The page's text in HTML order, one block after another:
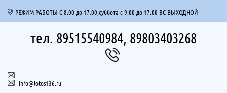
РЕЖИМ РАБОТЫ С 8.00 до 17.00,суббота с 9.00 до 17.00 ВС ВЫХОДНОЙ
тел. 89515540984, 89803403268
info@lotos136.ru